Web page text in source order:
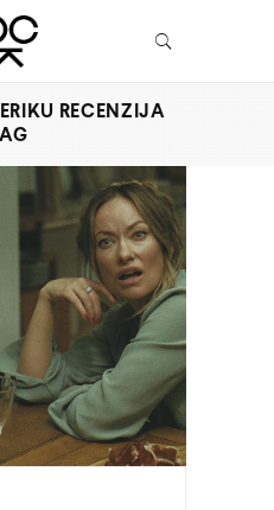
RECENZIJA